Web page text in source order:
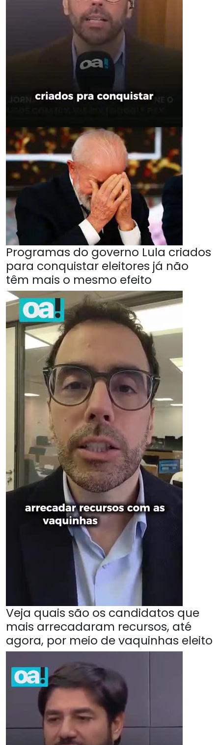
Programas do governo Lula criados
para conquistar eleitores já não
têm mais o mesmo efeito
Veja quais são os candidatos que
mais arrecadaram recursos, até
agora, por meio de vaquinhas eleito